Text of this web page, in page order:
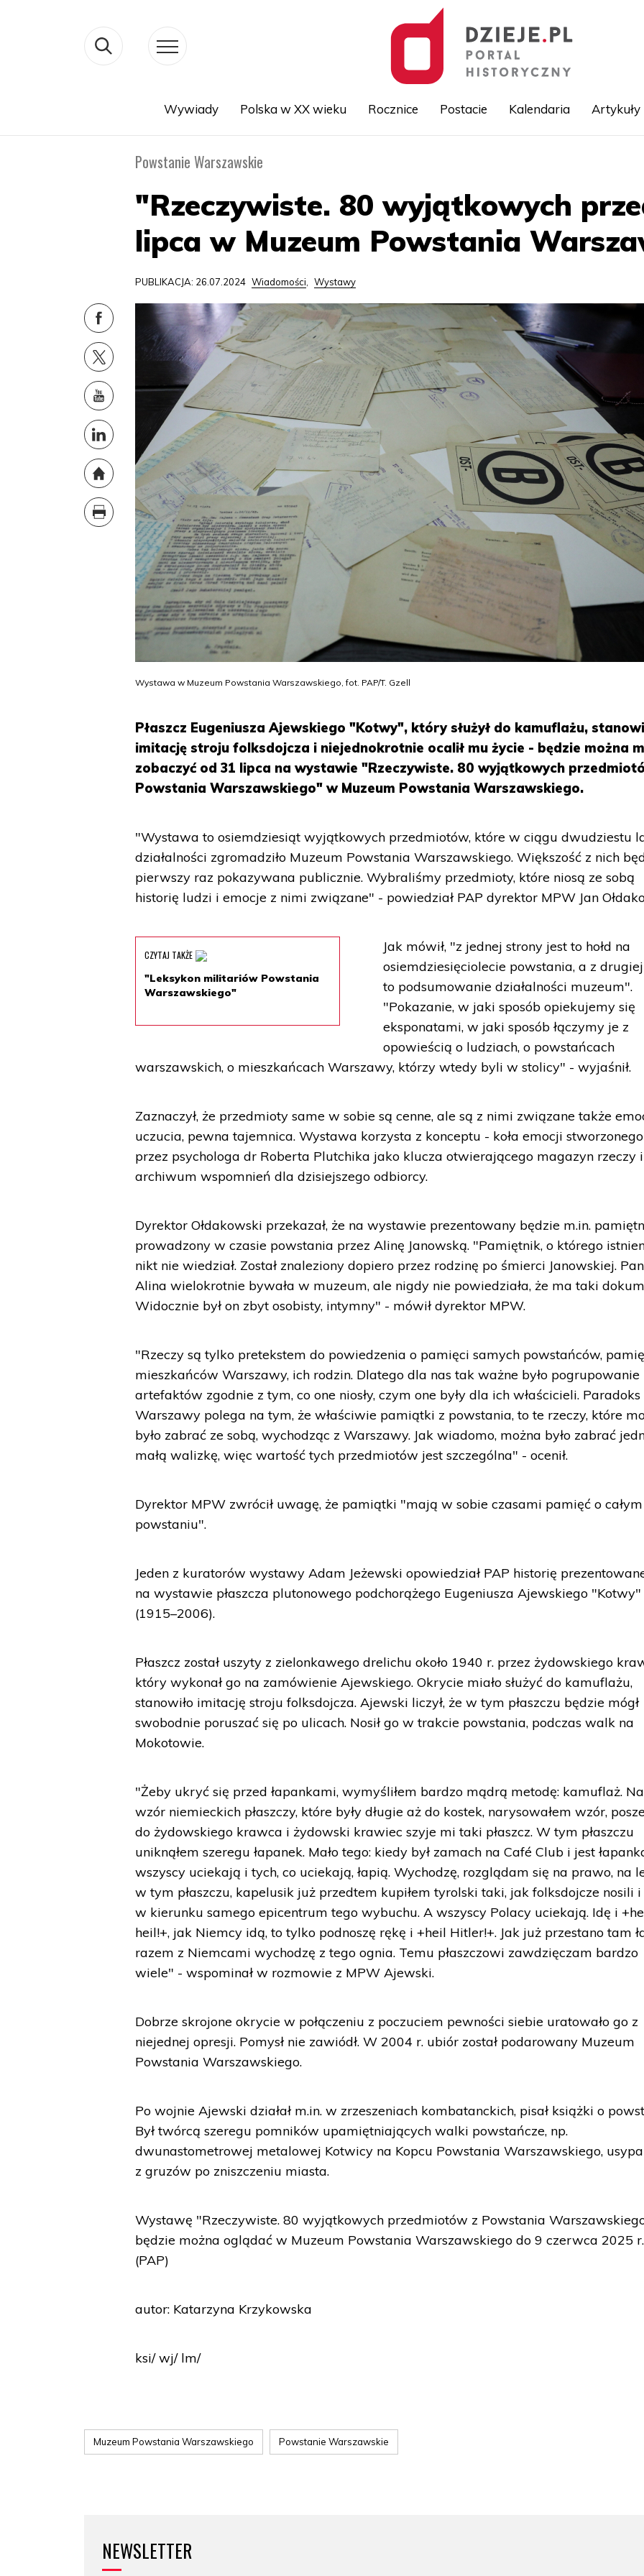
Wywiady Polska w XX wieku Rocznice Postacie Kalendaria Artykuły
Powstanie Warszawskie
"Rzeczywiste. 80 wyjątkowych
lipca w Muzeum Powstania
PUBLIKACJA: 26.07.2024 Wiadomości, Wystawy
Wystawa w Muzeum Powstania Warszawskiego, fot. PAP/T. Gzell
Płaszcz Eugeniusza Ajewskiego "Kotwy", który służył do kamuflażu,
imitację stroju folksdojcza i niejednokrotnie ocalił mu życie - będzie można
zobaczyć od 31 lipca na wystawie "Rzeczywiste. 80 wyjątkowych
Powstania Warszawskiego" w Muzeum Powstania Warszawskiego.
"Wystawa to osiemdziesiąt wyjątkowych przedmiotów, które w ciągu dwudziestu
działalności zgromadziło Muzeum Powstania Warszawskiego. Większość z nich
pierwszy raz pokazywana publicznie. Wybraliśmy przedmioty, które niosą ze sobą
historię ludzi i emocje z nimi związane" - powiedział PAP dyrektor MPW Jan
CZYTAJ TAKŻE
"Leksykon militariów Powstania
Warszawskiego"
Jak mówił, "z jednej strony jest to hołd na
osiemdziesięciolecie powstania, a z
to podsumowanie działalności muzeum".
"Pokazanie, w jaki sposób opiekujemy się
eksponatami, w jaki sposób łączymy je z
opowieścią o ludziach, o powstańcach
warszawskich, o mieszkańcach Warszawy, którzy wtedy byli w stolicy" - wyjaśnił.
Zaznaczył, że przedmioty same w sobie są cenne, ale są z nimi związane także
uczucia, pewna tajemnica. Wystawa korzysta z konceptu - koła emocji stworzonego
przez psychologa dr Roberta Plutchika jako klucza otwierającego magazyn rzeczy i
archiwum wspomnień dla dzisiejszego odbiorcy.
Dyrektor Ołdakowski przekazał, że na wystawie prezentowany będzie m.in.
prowadzony w czasie powstania przez Alinę Janowską. "Pamiętnik, o którego
nikt nie wiedział. Został znaleziony dopiero przez rodzinę po śmierci Janowskiej.
Alina wielokrotnie bywała w muzeum, ale nigdy nie powiedziała, że ma taki
Widocznie był on zbyt osobisty, intymny" - mówił dyrektor MPW.
"Rzeczy są tylko pretekstem do powiedzenia o pamięci samych powstańców,
mieszkańców Warszawy, ich rodzin. Dlatego dla nas tak ważne było pogrupowanie
artefaktów zgodnie z tym, co one niosły, czym one były dla ich właścicieli. Paradoks
Warszawy polega na tym, że właściwie pamiątki z powstania, to te rzeczy, które
było zabrać ze sobą, wychodząc z Warszawy. Jak wiadomo, można było zabrać
małą walizkę, więc wartość tych przedmiotów jest szczególna" - ocenił.
Dyrektor MPW zwrócił uwagę, że pamiątki "mają w sobie czasami pamięć o całym
powstaniu".
Jeden z kuratorów wystawy Adam Jeżewski opowiedział PAP historię
na wystawie płaszcza plutonowego podchorążego Eugeniusza Ajewskiego "Kotwy"
(1915–2006).
Płaszcz został uszyty z zielonkawego drelichu około 1940 r. przez żydowskiego
który wykonał go na zamówienie Ajewskiego. Okrycie miało służyć do kamuflażu,
stanowiło imitację stroju folksdojcza. Ajewski liczył, że w tym płaszczu będzie mógł
swobodnie poruszać się po ulicach. Nosił go w trakcie powstania, podczas walk na
Mokotowie.
"Żeby ukryć się przed łapankami, wymyśliłem bardzo mądrą metodę: kamuflaż. Na
wzór niemieckich płaszczy, które były długie aż do kostek, narysowałem wzór,
do żydowskiego krawca i żydowski krawiec szyje mi taki płaszcz. W tym płaszczu
uniknąłem szeregu łapanek. Mało tego: kiedy był zamach na Café Club i jest
wszyscy uciekają i tych, co uciekają, łapią. Wychodzę, rozglądam się na prawo, na
w tym płaszczu, kapelusik już przedtem kupiłem tyrolski taki, jak folksdojcze nosili i
w kierunku samego epicentrum tego wybuchu. A wszyscy Polacy uciekają. Idę i
heil!+, jak Niemcy idą, to tylko podnoszę rękę i +heil Hitler!+. Jak już przestano tam
razem z Niemcami wychodzę z tego ognia. Temu płaszczowi zawdzięczam bardzo
wiele" - wspominał w rozmowie z MPW Ajewski.
Dobrze skrojone okrycie w połączeniu z poczuciem pewności siebie uratowało go z
niejednej opresji. Pomysł nie zawiódł. W 2004 r. ubiór został podarowany Muzeum
Powstania Warszawskiego.
Po wojnie Ajewski działał m.in. w zrzeszeniach kombatanckich, pisał książki o
Był twórcą szeregu pomników upamiętniających walki powstańcze, np.
dwunastometrowej metalowej Kotwicy na Kopcu Powstania Warszawskiego,
z gruzów po zniszczeniu miasta.
Wystawę "Rzeczywiste. 80 wyjątkowych przedmiotów z Powstania
będzie można oglądać w Muzeum Powstania Warszawskiego do 9 czerwca 2025 r.
(PAP)
autor: Katarzyna Krzykowska
ksi/ wj/ lm/
Muzeum Powstania Warszawskiego Powstanie Warszawskie
NEWSLETTER